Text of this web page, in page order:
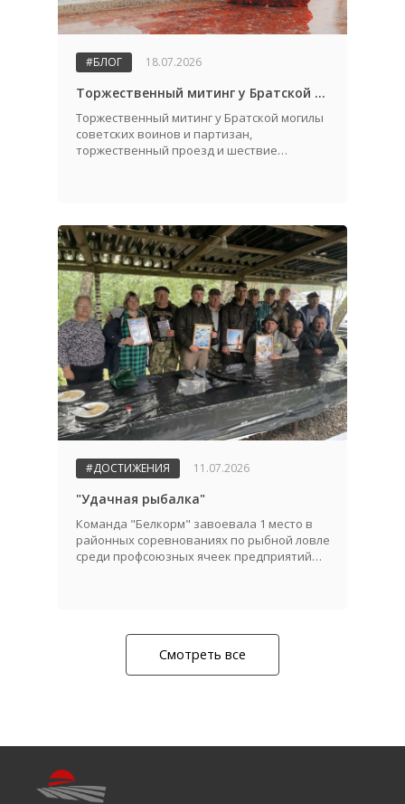
#БЛОГ 18.07.2026
Торжественный митинг у Братской могилы советских воинов и партизан, посвященный Дню города и Дню освобождения Жабинковского района от немецко-фашистских захватчиков
Торжественный митинг у Братской могилы
советских воинов и партизан,
торжественный проезд и шествие
#ДОСТИЖЕНИЯ 11.07.2026
"Удачная рыбалка"
Команда "Белкорм" завоевала 1 место в
районных соревнованиях по рыбной ловле
среди профсоюзных ячеек предприятий
Смотреть все